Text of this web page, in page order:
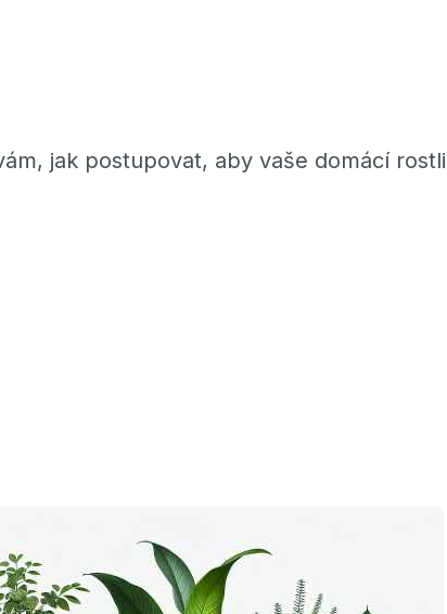
jak postupovat, aby vaše domácí